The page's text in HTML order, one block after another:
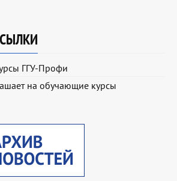
ГГУ-Профи
на обучающие курсы